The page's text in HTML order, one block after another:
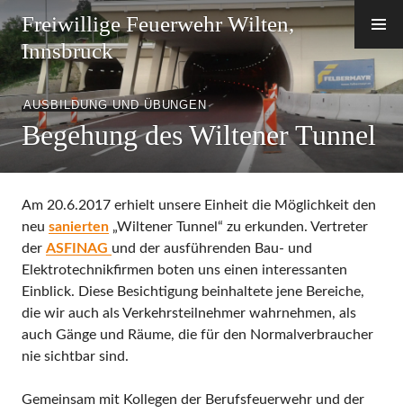
Inhalt
springen
Freiwillige Feuerwehr Wilten,
Innsbruck
AUSBILDUNG UND ÜBUNGEN
Begehung des Wiltener Tunnel
Am 20.6.2017 erhielt unsere Einheit die Möglichkeit den
neu sanierten „Wiltener Tunnel“ zu erkunden. Vertreter
der ASFINAG und der ausführenden Bau- und
Elektrotechnikfirmen boten uns einen interessanten
Einblick. Diese Besichtigung beinhaltete jene Bereiche,
die wir auch als Verkehrsteilnehmer wahrnehmen, als
auch Gänge und Räume, die für den Normalverbraucher
nie sichtbar sind.
Gemeinsam mit Kollegen der Berufsfeuerwehr und der